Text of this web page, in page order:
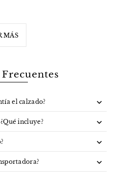
MÁS
el calzado?
incluye?